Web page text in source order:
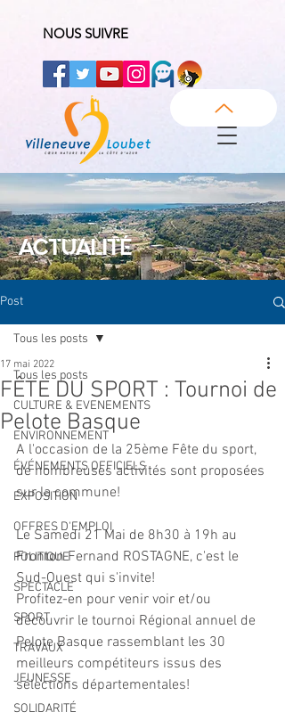
NOUS SUIVRE
ACTUALITÉ
Post
Tous les posts
CULTURE & EVENEMENTS
ENVIRONNEMENT
ÉVÉNEMENTS OFFICIELS
EXPOSITION
OFFRES D'EMPLOI
POLITIQUE
SPECTACLE
SPORT
TRAVAUX
JEUNESSE
SOLIDARITÉ
Tous les posts
FÊTE DU SPORT : Tournoi de
Pelote Basque
17 mai 2022
A l'occasion de la 25ème Fête du sport,
de nombreuses activités sont proposées
sur la commune!
Le Samedi 21 Mai de 8h30 à 19h au
Fronton Fernand ROSTAGNE, c'est le
Sud-Ouest qui s'invite!
Profitez-en pour venir voir et/ou
découvrir le tournoi Régional annuel de
Pelote Basque rassemblant les 30
meilleurs compétiteurs issus des
sélections départementales!